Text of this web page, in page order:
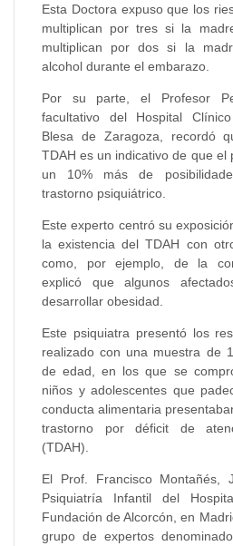
Esta Doctora expuso que los
multiplican por tres si la
multiplican por dos si la
alcohol durante el embarazo.
Por su parte, el Profesor
facultativo del Hospital
Blesa de Zaragoza, recordó
TDAH es un indicativo de que el
un 10% más de
trastorno psiquiátrico.
Este experto centró su
la existencia del TDAH con
como, por ejemplo, de la
explicó que algunos
desarrollar obesidad.
Este psiquiatra presentó los
realizado con una muestra de
de edad, en los que se
niños y adolescentes que
conducta alimentaria
trastorno por déficit de
(TDAH).
El Prof. Francisco Montañés,
Psiquiatría Infantil del
Fundación de Alcorcón, en
grupo de expertos